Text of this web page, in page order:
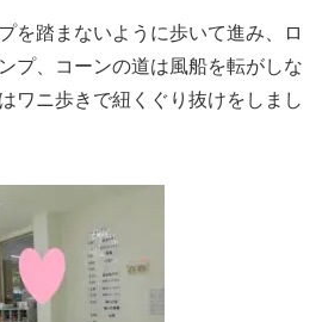
を踏まないように歩いて進み、ロ
プ、コーンの道は風船を転がしな
ワニ歩きで紐くぐり抜けをしまし